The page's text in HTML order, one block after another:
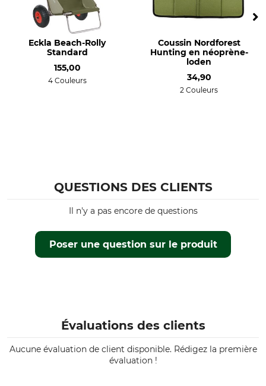
Eckla Beach-Rolly
Standard
155,00
4 Couleurs
Coussin Nordforest
Hunting en néoprène-
loden
34,90
2 Couleurs
QUESTIONS DES CLIENTS
Poser une question sur le produit
Il n'y a pas encore de questions
Évaluations des clients
Aucune évaluation de client disponible. Rédigez la première
évaluation !